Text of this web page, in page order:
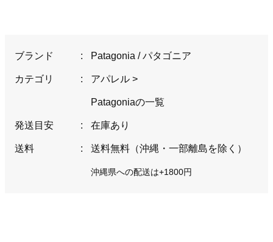
ブランド : Patagonia / パタゴニア
カテゴリ : アパレル>
Patagoniaの一覧
発送目安 : 在庫あり
送料 : 送料無料（沖縄・一部離島を除く）
沖縄県への配送は+1800円